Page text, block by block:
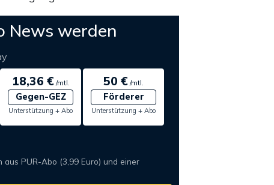
News werden
18,36 €/mtl.
Gegen-GEZ
Unterstützung + Abo
50 € /mtl.
Förderer
Unterstützung + Abo
PUR-Abo (3,99 Euro) und einer